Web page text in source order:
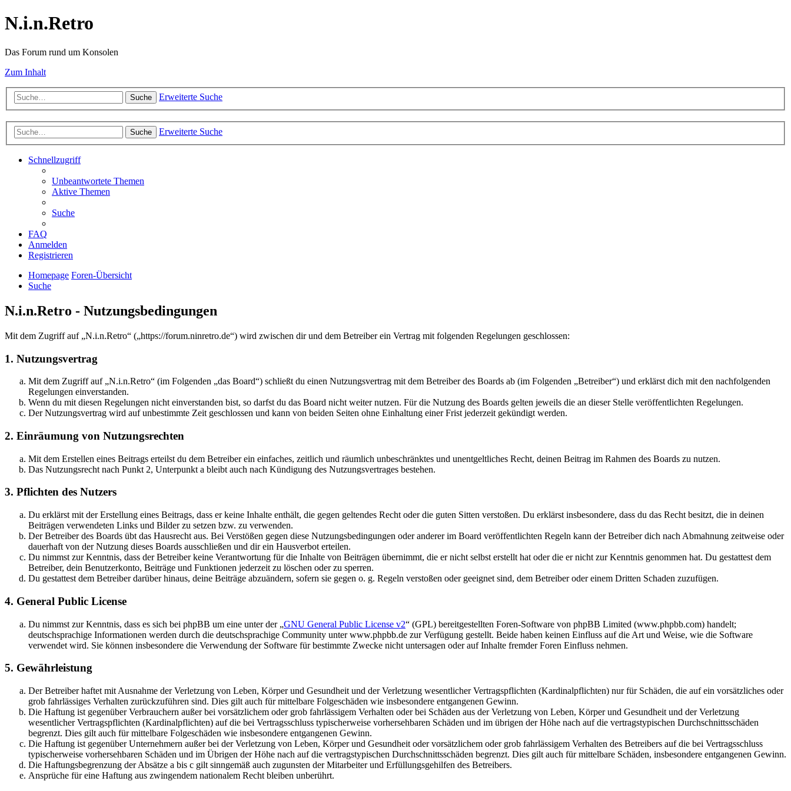
N.i.n.Retro
Das Forum rund um Konsolen
Zum Inhalt
Suche Erweiterte Suche
Suche Erweiterte Suche
Schnellzugriff
Unbeantwortete Themen
Aktive Themen
Suche
FAQ
Anmelden
Registrieren
Homepage Foren-Übersicht
Suche
N.i.n.Retro - Nutzungsbedingungen
Mit dem Zugriff auf „N.i.n.Retro“ („https://forum.ninretro.de“) wird zwischen dir und dem Betreiber ein Vertrag mit folgenden Regelungen geschlossen:
1. Nutzungsvertrag
Mit dem Zugriff auf „N.i.n.Retro“ (im Folgenden „das Board“) schließt du einen Nutzungsvertrag mit dem Betreiber des Boards ab (im Folgenden „Betreiber“) und erklärst dich mit den nachfolgenden
Regelungen einverstanden.
Wenn du mit diesen Regelungen nicht einverstanden bist, so darfst du das Board nicht weiter nutzen. Für die Nutzung des Boards gelten jeweils die an dieser Stelle veröffentlichten Regelungen.
Der Nutzungsvertrag wird auf unbestimmte Zeit geschlossen und kann von beiden Seiten ohne Einhaltung einer Frist jederzeit gekündigt werden.
2. Einräumung von Nutzungsrechten
Mit dem Erstellen eines Beitrags erteilst du dem Betreiber ein einfaches, zeitlich und räumlich unbeschränktes und unentgeltliches Recht, deinen Beitrag im Rahmen des Boards zu nutzen.
Das Nutzungsrecht nach Punkt 2, Unterpunkt a bleibt auch nach Kündigung des Nutzungsvertrages bestehen.
3. Pflichten des Nutzers
Du erklärst mit der Erstellung eines Beitrags, dass er keine Inhalte enthält, die gegen geltendes Recht oder die guten Sitten verstoßen. Du erklärst insbesondere, dass du das Recht besitzt, die in deinen
Beiträgen verwendeten Links und Bilder zu setzen bzw. zu verwenden.
Der Betreiber des Boards übt das Hausrecht aus. Bei Verstößen gegen diese Nutzungsbedingungen oder anderer im Board veröffentlichten Regeln kann der Betreiber dich nach Abmahnung zeitweise oder
dauerhaft von der Nutzung dieses Boards ausschließen und dir ein Hausverbot erteilen.
Du nimmst zur Kenntnis, dass der Betreiber keine Verantwortung für die Inhalte von Beiträgen übernimmt, die er nicht selbst erstellt hat oder die er nicht zur Kenntnis genommen hat. Du gestattest dem
Betreiber, dein Benutzerkonto, Beiträge und Funktionen jederzeit zu löschen oder zu sperren.
Du gestattest dem Betreiber darüber hinaus, deine Beiträge abzuändern, sofern sie gegen o. g. Regeln verstoßen oder geeignet sind, dem Betreiber oder einem Dritten Schaden zuzufügen.
4. General Public License
Du nimmst zur Kenntnis, dass es sich bei phpBB um eine unter der „GNU General Public License v2“ (GPL) bereitgestellten Foren-Software von phpBB Limited (www.phpbb.com) handelt;
deutschsprachige Informationen werden durch die deutschsprachige Community unter www.phpbb.de zur Verfügung gestellt. Beide haben keinen Einfluss auf die Art und Weise, wie die Software
verwendet wird. Sie können insbesondere die Verwendung der Software für bestimmte Zwecke nicht untersagen oder auf Inhalte fremder Foren Einfluss nehmen.
5. Gewährleistung
Der Betreiber haftet mit Ausnahme der Verletzung von Leben, Körper und Gesundheit und der Verletzung wesentlicher Vertragspflichten (Kardinalpflichten) nur für Schäden, die auf ein vorsätzliches oder
grob fahrlässiges Verhalten zurückzuführen sind. Dies gilt auch für mittelbare Folgeschäden wie insbesondere entgangenen Gewinn.
Die Haftung ist gegenüber Verbrauchern außer bei vorsätzlichem oder grob fahrlässigem Verhalten oder bei Schäden aus der Verletzung von Leben, Körper und Gesundheit und der Verletzung
wesentlicher Vertragspflichten (Kardinalpflichten) auf die bei Vertragsschluss typischerweise vorhersehbaren Schäden und im übrigen der Höhe nach auf die vertragstypischen Durchschnittsschäden
begrenzt. Dies gilt auch für mittelbare Folgeschäden wie insbesondere entgangenen Gewinn.
Die Haftung ist gegenüber Unternehmern außer bei der Verletzung von Leben, Körper und Gesundheit oder vorsätzlichem oder grob fahrlässigem Verhalten des Betreibers auf die bei Vertragsschluss
typischerweise vorhersehbaren Schäden und im Übrigen der Höhe nach auf die vertragstypischen Durchschnittsschäden begrenzt. Dies gilt auch für mittelbare Schäden, insbesondere entgangenen Gewinn.
Die Haftungsbegrenzung der Absätze a bis c gilt sinngemäß auch zugunsten der Mitarbeiter und Erfüllungsgehilfen des Betreibers.
Ansprüche für eine Haftung aus zwingendem nationalem Recht bleiben unberührt.